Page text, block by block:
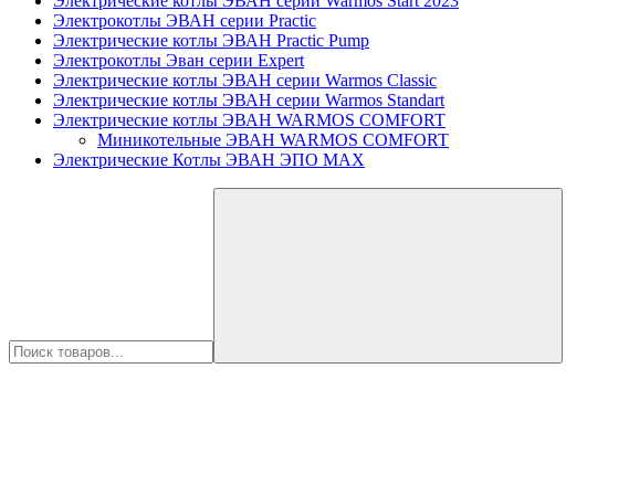
Электрокотлы ЭВАН серии Practic
Электрические котлы ЭВАН Practic Pump
Электрокотлы Эван серии Expert
Электрические котлы ЭВАН серии Warmos Classic
Электрические котлы ЭВАН серии Warmos Standart
Электрические котлы ЭВАН WARMOS COMFORT
Миникотельные ЭВАН WARMOS COMFORT
Электрические Котлы ЭВАН ЭПО MAX